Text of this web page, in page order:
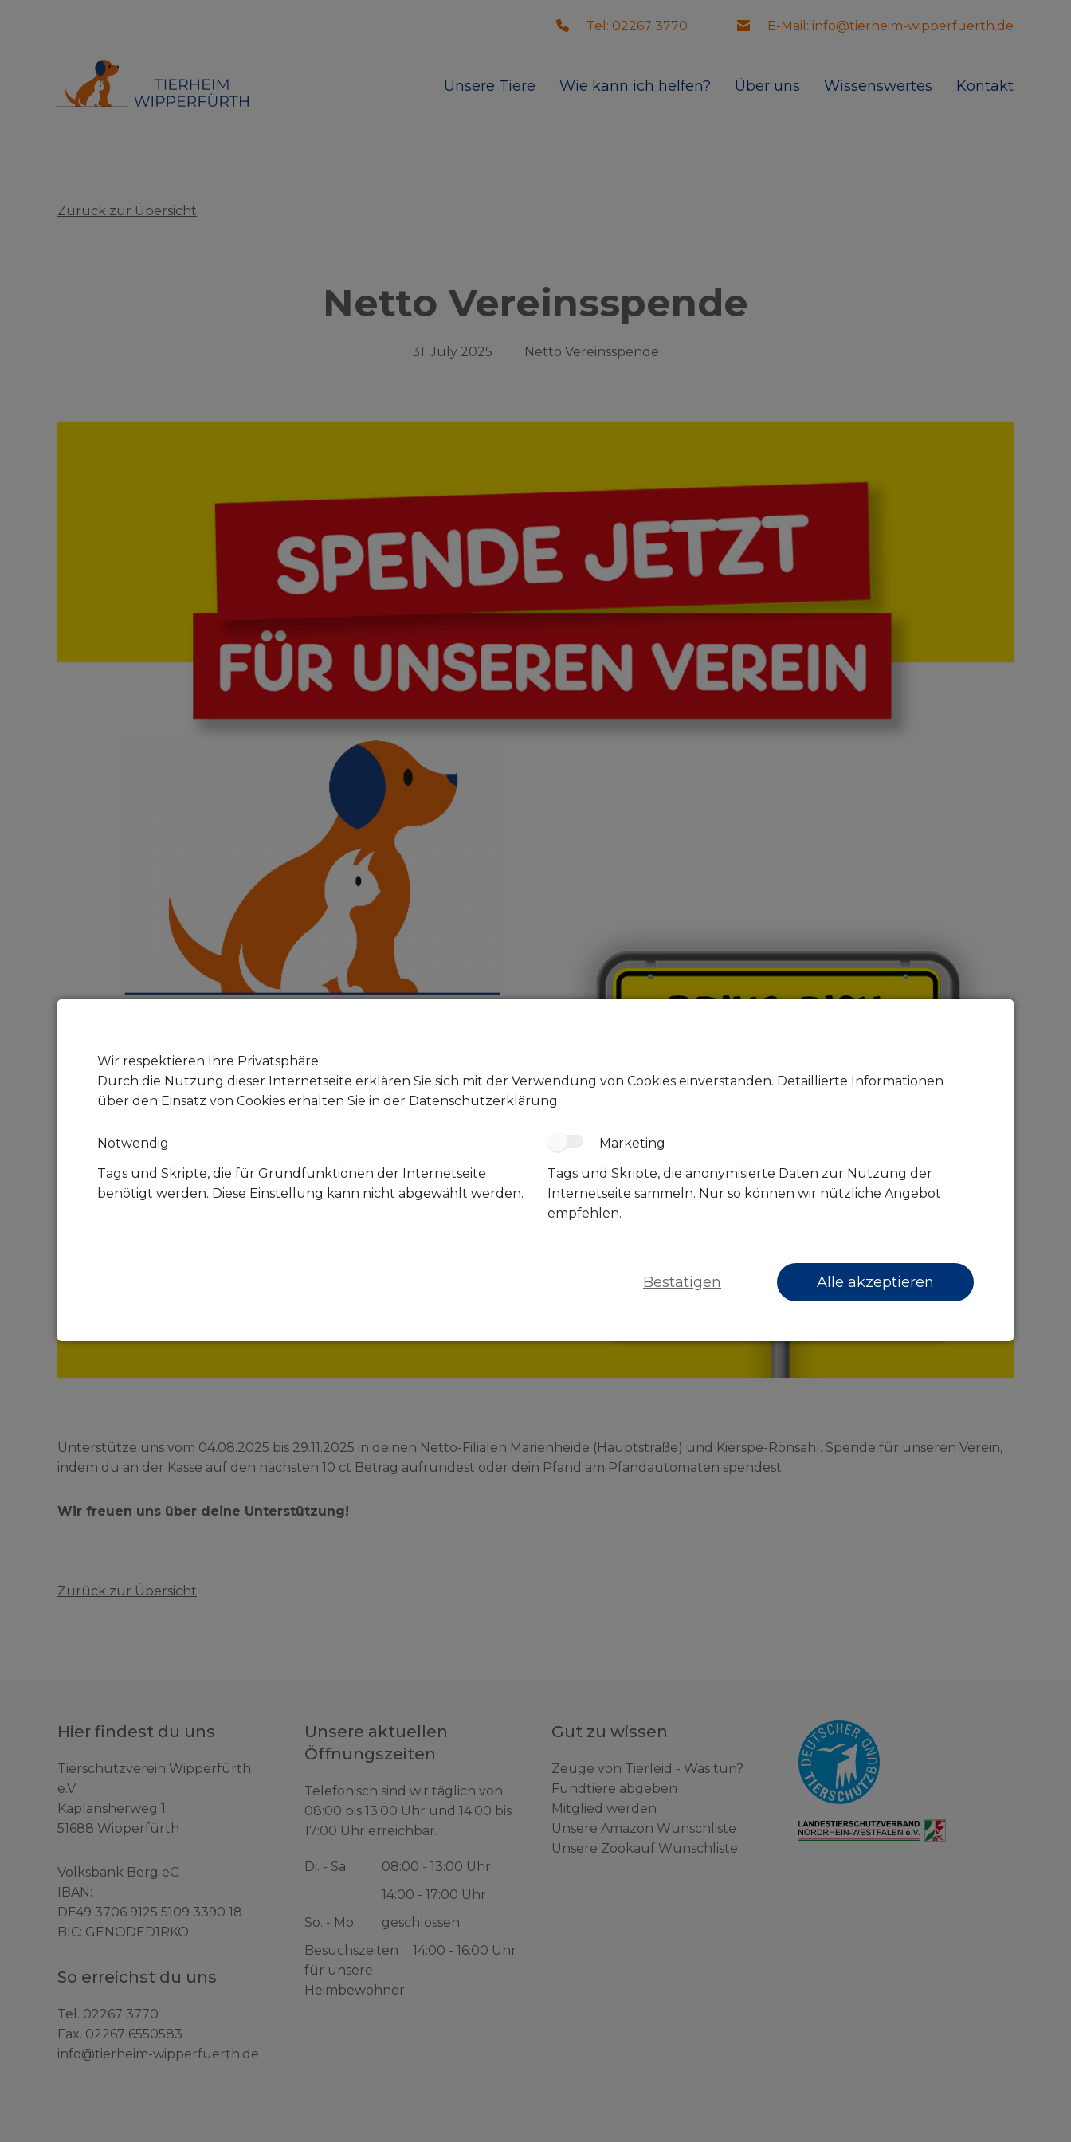
Tel: 02267 3770 E-Mail: info@tierheim-wipperfuerth.de
Unsere Tiere Wie kann ich helfen? Über uns Wissenswertes Kontakt
Zurück zur Übersicht
Netto Vereinsspende
31. July 2025 Netto Vereinsspende
Unterstütze uns vom 04.08.2025 bis 29.11.2025 in deinen Netto-Filialen Marienheide (Hauptstraße) und Kierspe-Rönsahl. Spende für unseren Verein,
indem du an der Kasse auf den nächsten 10 ct Betrag aufrundest oder dein Pfand am Pfandautomaten spendest.
Wir freuen uns über deine Unterstützung!
Zurück zur Übersicht
Hier findest du uns
Tierschutzverein Wipperfürth
e.V.
Kaplansherweg 1
51688 Wipperfürth
Volksbank Berg eG
IBAN:
DE49 3706 9125 5109 3390 18
BIC: GENODED1RKO
So erreichst du uns
Tel. 02267 3770
Fax. 02267 6550583
info@tierheim-wipperfuerth.de
Unsere aktuellen
Öffnungszeiten
Telefonisch sind wir täglich von
08:00 bis 13:00 Uhr und 14:00 bis
17:00 Uhr erreichbar.
Di. - Sa.
08:00 - 13:00 Uhr
14:00 - 17:00 Uhr
So. - Mo.
geschlossen
Besuchszeiten
für unsere
Heimbewohner
14:00 - 16:00 Uhr
Gut zu wissen
Zeuge von Tierleid - Was tun?
Fundtiere abgeben
Mitglied werden
Unsere Amazon Wunschliste
Unsere Zookauf Wunschliste
Wir respektieren Ihre Privatsphäre
Durch die Nutzung dieser Internetseite erklären Sie sich mit der Verwendung von Cookies einverstanden. Detaillierte Informationen
über den Einsatz von Cookies erhalten Sie in der Datenschutzerklärung.
Notwendig
Tags und Skripte, die für Grundfunktionen der Internetseite
benötigt werden. Diese Einstellung kann nicht abgewählt werden.
Marketing
Tags und Skripte, die anonymisierte Daten zur Nutzung der
Internetseite sammeln. Nur so können wir nützliche Angebot
empfehlen.
Bestätigen Alle akzeptieren